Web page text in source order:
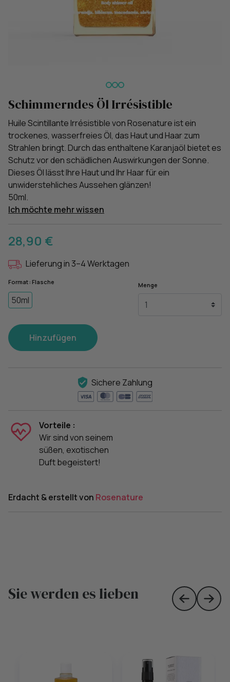
Schimmerndes Öl Irrésistible
Huile Scintillante Irrésistible von Rosenature ist ein
trockenes, wasserfreies Öl, das Haut und Haar zum
Strahlen bringt. Durch das enthaltene Karanjaöl bietet es
Schutz vor den schädlichen Auswirkungen der Sonne.
Dieses Öl lässt Ihre Haut und Ihr Haar für ein
unwiderstehliches Aussehen glänzen!
50ml.
Ich möchte mehr wissen
28,90 €
Lieferung in 3–4 Werktagen
Format : Flasche
50ml
Menge
Hinzufügen
Sichere Zahlung
Vorteile :
Wir sind von seinem
süßen, exotischen
Duft begeistert!
Erdacht & erstellt von Rosenature
Sie werden es lieben
Skip toSkip